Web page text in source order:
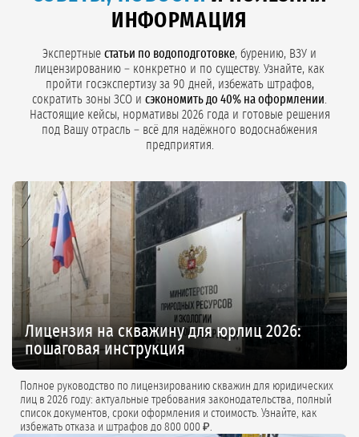
коммерческое предложение с фиксацией цены в договоре.
ИНФОРМАЦИЯ
Экспертные статьи по водоподготовке, бурению, ВЗУ и
лицензированию – конкретно и по существу. Узнайте, как
пройти госэкспертизу за 90 дней, избежать штрафов,
сократить зоны ЗСО и сэкономить до 40% на оформлении
Настоящие кейсы, нормативы 2026 года и готовые решения
под Вашу отрасль – всё для надёжного водоснабжения
предприятия.
Лицензия на скважину для юрлиц 2026:
пошаговая инструкция
Полное руководство по лицензированию скважин для юридических
лиц в 2026 году: актуальные требования законодательства, полный
список документов, сроки оформления и стоимость. Узнайте, как
избежать отказа и штрафов до 800 000 ₽.